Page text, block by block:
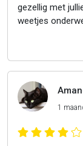
gezellig met
weetjes
1